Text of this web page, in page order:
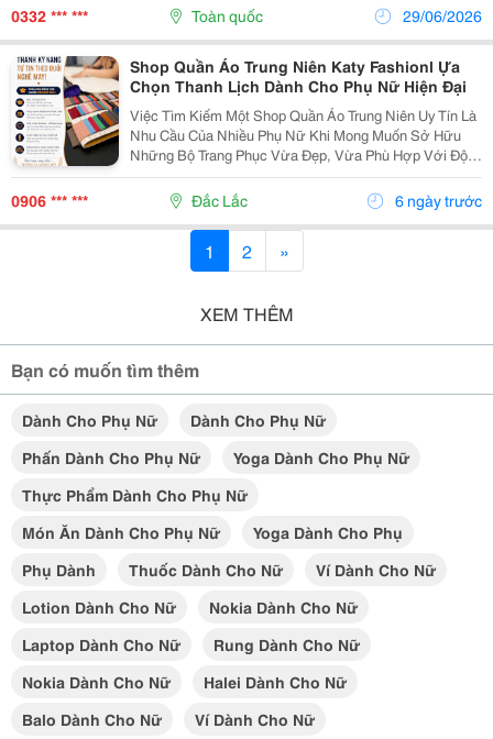
Mái Trong Suốt Ngày Làm Việc. Với Sự Đa Dạng Về
0332 *** *** Toàn quốc 29/06/2026
Shop Quần Áo Trung Niên Katy Fashionl Ựa
Chọn Thanh Lịch Dành Cho Phụ Nữ Hiện Đại
Việc Tìm Kiếm Một Shop Quần Áo Trung Niên Uy Tín Là
Nhu Cầu Của Nhiều Phụ Nữ Khi Mong Muốn Sở Hữu
Những Bộ Trang Phục Vừa Đẹp, Vừa Phù Hợp Với Độ
Tuổi Và Phong Cách Cá Nhân. Không Chỉ Quan Tâm
Đến Mẫu Mã, Khách Hàng Ngày Nay Còn Chú Trọng Đến
0906 *** *** Đắc Lắc 6 ngày trước
1 2 »
XEM THÊM
Bạn có muốn tìm thêm
Dành Cho Phụ Nữ
Dành Cho Phụ Nữ
Phấn Dành Cho Phụ Nữ
Yoga Dành Cho Phụ Nữ
Thực Phẩm Dành Cho Phụ Nữ
Món Ăn Dành Cho Phụ Nữ
Yoga Dành Cho Phụ
Phụ Dành
Thuốc Dành Cho Nữ
Ví Dành Cho Nữ
Lotion Dành Cho Nữ
Nokia Dành Cho Nữ
Laptop Dành Cho Nữ
Rung Dành Cho Nữ
Nokia Dành Cho Nữ
Halei Dành Cho Nữ
Balo Dành Cho Nữ
Ví Dành Cho Nữ